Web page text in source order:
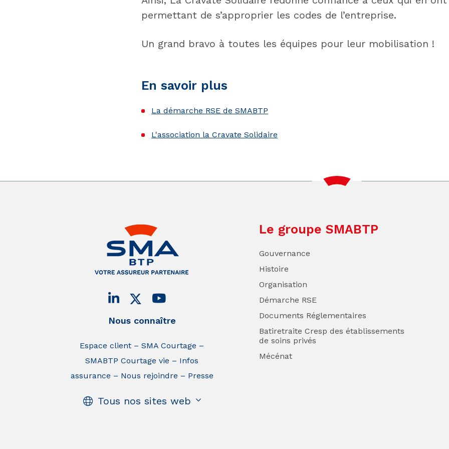
permettant de s’approprier les codes de l’entreprise.
Un grand bravo à toutes les équipes pour leur mobilisation !
En savoir plus
La démarche RSE de SMABTP
L'association la Cravate Solidaire
Nous connaître
Espace client
SMA Courtage
SMABTP Courtage vie
Infos
assurance
Nous rejoindre Presse
Tous nos sites web
Le groupe SMABTP
Gouvernance
Histoire
Organisation
Démarche RSE
Documents Réglementaires
Batiretraite Cresp des établissements
de soins privés
Mécénat